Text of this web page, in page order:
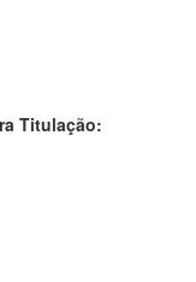
Titulação: